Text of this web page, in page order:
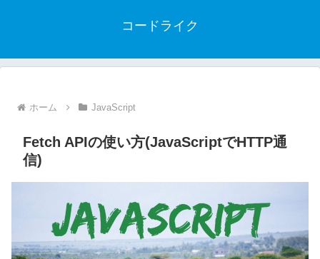
コードライク
ホーム JavaScript
Fetch APIの使い方(JavaScriptでHTTP通
信)